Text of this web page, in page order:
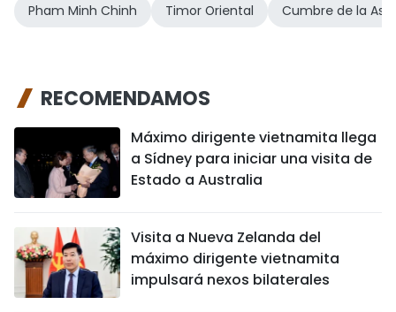
Pham Minh Chinh Timor Oriental Cumbre de la
RECOMENDAMOS
Máximo dirigente vietnamita llega
a Sídney para iniciar una visita de
Estado a Australia
Visita a Nueva Zelanda del
máximo dirigente vietnamita
impulsará nexos bilaterales